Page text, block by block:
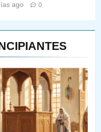
SABIO? EL QUE
VA A NACER
ago 0